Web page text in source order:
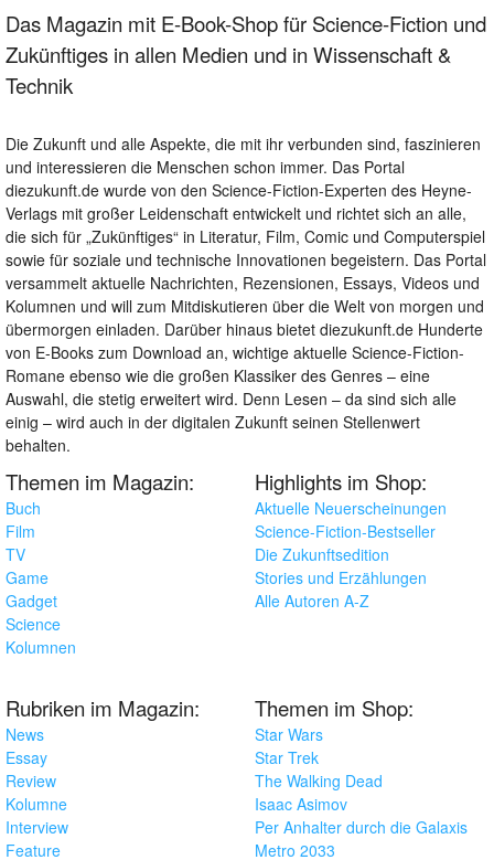
Das Magazin mit E-Book-Shop für Science-Fiction und
Zukünftiges in allen Medien und in Wissenschaft &
Technik
Die Zukunft und alle Aspekte, die mit ihr verbunden sind, faszinieren
und interessieren die Menschen schon immer. Das Portal
diezukunft.de wurde von den Science-Fiction-Experten des Heyne-
Verlags mit großer Leidenschaft entwickelt und richtet sich an alle,
die sich für „Zukünftiges“ in Literatur, Film, Comic und Computerspiel
sowie für soziale und technische Innovationen begeistern. Das Portal
versammelt aktuelle Nachrichten, Rezensionen, Essays, Videos und
Kolumnen und will zum Mitdiskutieren über die Welt von morgen und
übermorgen einladen. Darüber hinaus bietet diezukunft.de Hunderte
von E-Books zum Download an, wichtige aktuelle Science-Fiction-
Romane ebenso wie die großen Klassiker des Genres – eine
Auswahl, die stetig erweitert wird. Denn Lesen – da sind sich alle
einig – wird auch in der digitalen Zukunft seinen Stellenwert
behalten.
Themen im Magazin:
Buch
Film
TV
Game
Gadget
Science
Kolumnen
Highlights im Shop:
Aktuelle Neuerscheinungen
Science-Fiction-Bestseller
Die Zukunftsedition
Stories und Erzählungen
Alle Autoren A-Z
Rubriken im Magazin:
News
Essay
Review
Kolumne
Interview
Feature
Themen im Shop:
Star Wars
Star Trek
The Walking Dead
Isaac Asimov
Per Anhalter durch die Galaxis
Metro 2033